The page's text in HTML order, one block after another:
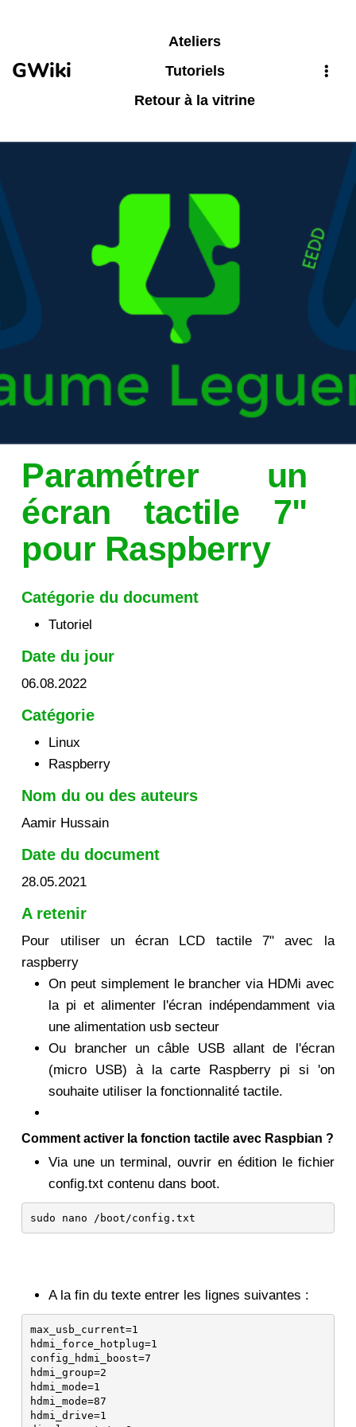
GWiki
Ateliers
Tutoriels
Retour à la vitrine
Paramétrer un
écran tactile 7"
pour Raspberry
Catégorie du document
Tutoriel
Date du jour
06.08.2022
Catégorie
Linux
Raspberry
Nom du ou des auteurs
Aamir Hussain
Date du document
28.05.2021
A retenir
Pour utiliser un écran LCD tactile 7" avec la
raspberry
On peut simplement le brancher via HDMi avec
la pi et alimenter l'écran indépendamment via
une alimentation usb secteur
Ou brancher un câble USB allant de l'écran
(micro USB) à la carte Raspberry pi si 'on
souhaite utiliser la fonctionnalité tactile.
Comment activer la fonction tactile avec Raspbian ?
Via une un terminal, ouvrir en édition le fichier
config.txt contenu dans boot.
sudo nano /boot/config.txt
A la fin du texte entrer les lignes suivantes :
max_usb_current=1
hdmi_force_hotplug=1
config_hdmi_boost=7
hdmi_group=2
hdmi_mode=1
hdmi_mode=87
hdmi_drive=1